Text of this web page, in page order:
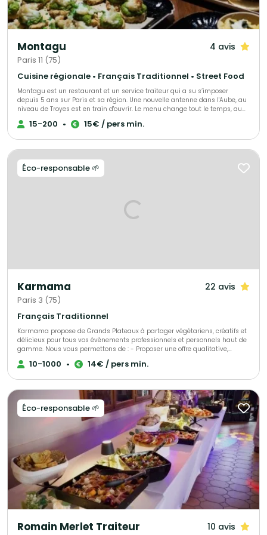
Montagu 4 avis
Paris 11 (75)
Cuisine régionale • Français Traditionnel • Street Food
Montagu est un restaurant et un service traiteur qui a su s’imposer
depuis 5 ans sur Paris et sa région. Une nouvelle antenne dans l'Aube, au
niveau de Troyes est en train d'ouvrir. Le menu change tout le temps, au
gré des saisons et des tendances mais surtout au gré de vos envies et de
vos attentes. Que vous soyez amateur de viande ou de poisson,
professionnels, faites nous confiance
15-200 • 15€ / pers min.
Éco-responsable 🌱
Karmama 22 avis
Paris 3 (75)
Français Traditionnel
Karmama propose de Grands Plateaux à partager végétariens, créatifs et
délicieux pour tous vos évènements professionnels et personnels haut de
gamme. Nous vous permettons de : - Proposer une offre qualitative,
originale, savoureuse - Diviser par deux votre empreinte carbone par
rapport à un traiteur plus traditionnel - Satisfaire simplement tous les
10-1000 • 14€ / pers min.
Éco-responsable 🌱
Romain Merlet Traiteur 10 avis